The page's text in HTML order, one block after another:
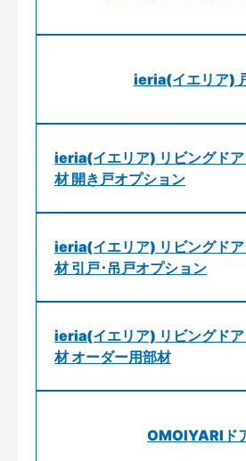
ieria(イエリア)
ieria(イエリア) リビングドア
材 開き戸オプション
ieria(イエリア) リビングドア
材 引戸･吊戸オプション
ieria(イエリア) リビングドア
材 オーダー用部材
OMOIYARIド